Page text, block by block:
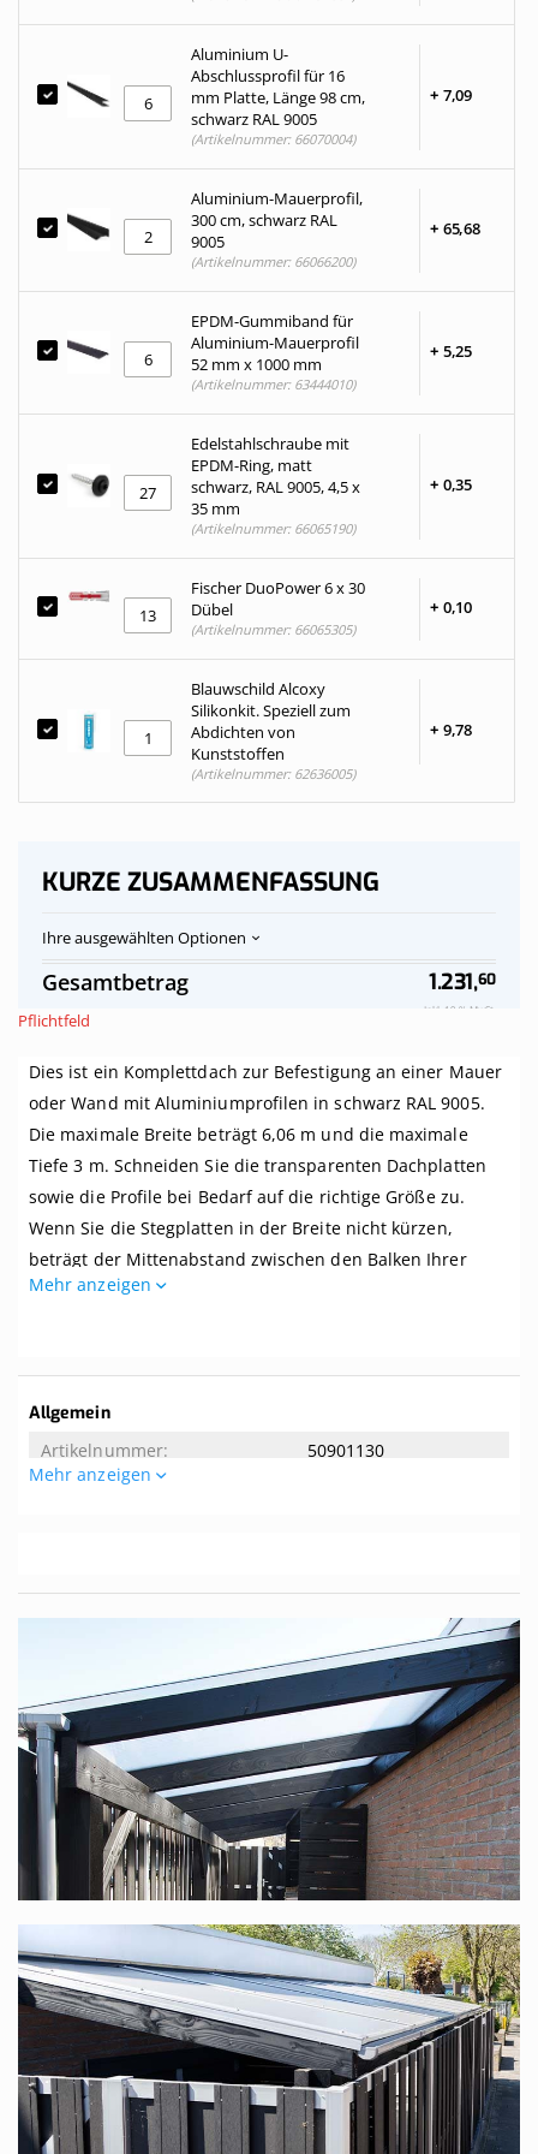
Aluminium U-
Abschlussprofil für 16
mm Platte, Länge 98 cm,
schwarz RAL 9005
+ 7,09
(Artikelnummer: 66070004)
Aluminium-Mauerprofil,
300 cm, schwarz RAL
9005
+ 65,68
(Artikelnummer: 66066200)
EPDM-Gummiband für
Aluminium-Mauerprofil
52 mm x 1000 mm
+ 5,25
(Artikelnummer: 63444010)
Edelstahlschraube mit
EPDM-Ring, matt
schwarz, RAL 9005, 4,5 x
35 mm
+ 0,35
(Artikelnummer: 66065190)
Fischer DuoPower 6 x 30
Dübel
+ 0,10
(Artikelnummer: 66065305)
Blauwschild Alcoxy
Silikonkit. Speziell zum
Abdichten von
Kunststoffen
+ 9,78
(Artikelnummer: 62636005)
Pflichtfeld
KURZE ZUSAMMENFASSUNG
Ihre ausgewählten Optionen
Polycarbonat-
Stegplatten
Dach
transparent
an
Mauer,
bis
6,06
x
Tiefe
bis
3
m.
Auf
Vorrat
Gesamtbetrag 1.231,60
Inkl. 19 % MwSt.
Dies ist ein Komplettdach zur Befestigung an einer Mauer
oder Wand mit Aluminiumprofilen in schwarz RAL 9005.
Die maximale Breite beträgt 6,06 m und die maximale
Tiefe 3 m. Schneiden Sie die transparenten Dachplatten
sowie die Profile bei Bedarf auf die richtige Größe zu.
Wenn Sie die Stegplatten in der Breite nicht kürzen,
beträgt der Mittenabstand zwischen den Balken Ihrer
Überdachung 1 Meter.
Dach wird ohne Unterkonstruktion geliefert. Der
empfohlene Dachversatz beträgt 8 Grad. Tipp! Die Breite
der mitgelieferten Aluminium-Oberprofile beträgt 65 mm.
Ist das genau das, was Sie suchen? Hier können Sie ein
Komplettdach nach Maß
Sie suchen nach einem Komplettdach mit einer
Unterkonstruktion aus Douglasienholz, speziell für Sie
nach Maß produziert? Diese finden Sie unter
Douglasienholz Terrassenüberdachung nach Maß.
Polycarbonat-Komplettdach in vielen
verschiedenen Maßen
Dieses Komplettdach bieten wir in vielen verschiedenen
Maßen an. Die Standardbreite reicht von 1,06 m bis
12,06 m (dank unseres modularen Systems ist die Breite
stufenlos), die Tiefe ist in 6 Größen verfügbar, 2,5 m, 3 m,
3,5 m, 4 m, 4,5 m und 5 m. In jedem Fall haben Sie die
Wahl zwischen transparenten oder opalweißen Platten.
Bedenken Sie, dass Sie, wenn Sie mit mehreren Personen
an einem Tisch sitzen möchten, eine Tiefe von mindestens
3,5 m wählen sollten.
Mehr anzeigen
Weitere
Informationen
Allgemein
50901130
3
Mehr anzeigen